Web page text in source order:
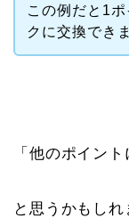
この例だと1
クに交換でき
「他のポイン
と思うかもし